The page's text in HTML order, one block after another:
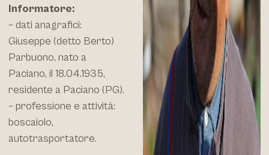
Informatore:
– dati anagrafici:
Giuseppe (detto Berto)
Parbuono, nato a
Paciano, il 18.04.1935,
residente a Paciano (PG).
– professione e attività:
boscaiolo,
autotrasportatore.